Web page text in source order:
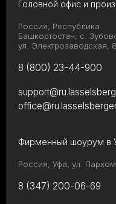
Головной офис и
Россия, Республика
Башкортостан, с.
ул. Электрозаводская, 8
8 (800) 23-44-900
Фирменный шоурум в
Россия, Уфа, ул.
8 (347) 200-06-69